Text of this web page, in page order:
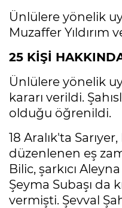
Ünlülere yönelik
Muzaffer Yıldırım
25 KİŞİ
Ünlülere yönelik
kararı verildi.
olduğu öğrenildi.
18 Aralık'ta
düzenlenen eş
Bilic, şarkıcı
Şeyma Subaşı da
vermişti. Şevval